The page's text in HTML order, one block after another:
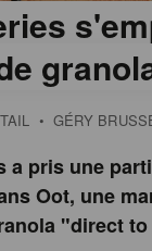
• GÉRY
a pris une
Oot, une
"direct